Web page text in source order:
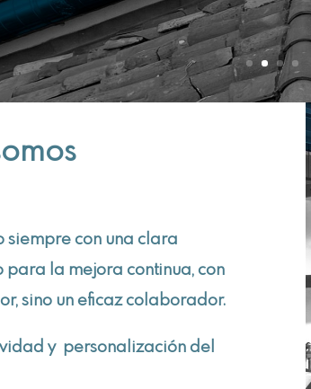
siempre con una clara
para la mejora continua, con
sino un eficaz colaborador.
y personalización del